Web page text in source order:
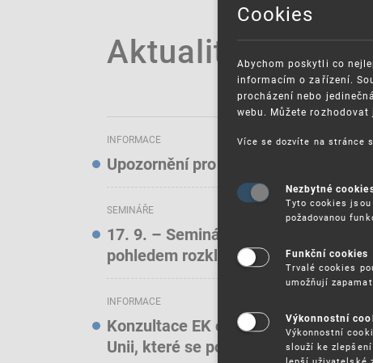
Aktuality
INFORMACE
Upozornění pro uživatele
SEMINÁŘE
17. 9. – Seminář: Známkové právo
pohledem rozkladových oddělení)
INFORMACE
Konzultace EK o online službách a
Unii, které se podílejí na
Cookies
Abychom poskytli co
informacím o zařízení.
procházení nebo
webu. Můžete
Více se dozvíte na stránce
Nezbytné
Tyto cookies
požadovanou
Funkční cookies
Trvalé cookies
umožňují
Výkonnostní
Výkonnostní
slouží ke